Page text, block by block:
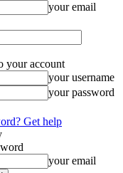
your email
your account
your username
your password
Get help
your email